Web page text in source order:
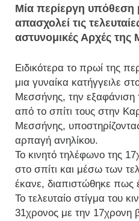
Μία περίεργη υπόθεση
απασχολεί τις
αστυνομικές Αρχές της
Ειδικότερα το πρωί της
μια γυναίκα κατήγγειλε
Μεσσήνης, την εξαφάνιση
από το σπίτι τους στην
Μεσσήνης,
αρπαγή ανηλίκου.
Το κινητό τηλέφωνο της
στο σπίτι και μέσω των
έκανε, διαπιστώθηκε
Το τελευταίο στίγμα του
31χρονος με την 17χρονη